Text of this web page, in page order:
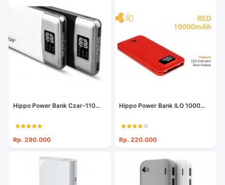
Hippo Power Bank Czar-110...
Rp. 290.000
Hippo Power Bank ILO 1000...
Rp. 220.000